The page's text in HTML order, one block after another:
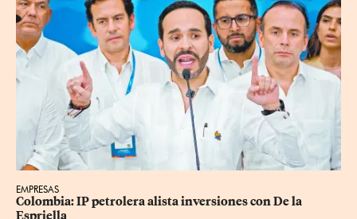
EMPRESAS
Colombia: IP petrolera alista inversiones con De la
Espriella